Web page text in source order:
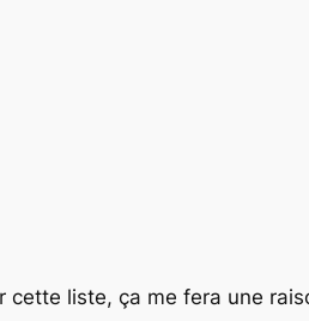
cette liste, ça me fera une